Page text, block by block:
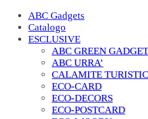
ABC Gadgets
Catalogo
ESCLUSIVE
ABC GREEN
ABC URRA’
CALAMITE
ECO-CARD
ECO-DECORS
ECO-POSTCARD